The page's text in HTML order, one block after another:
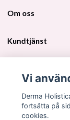
Om oss
Kundtjänst
Sociala medier
Vi
Derma
fortsätta på
cookies.